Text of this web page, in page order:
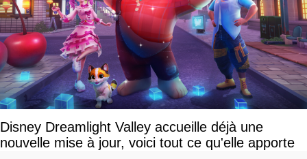
Disney Dreamlight Valley accueille déjà une
nouvelle mise à jour, voici tout ce qu'elle apporte